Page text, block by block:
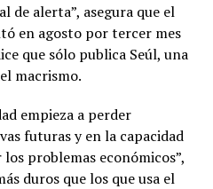
de alerta”, asegura que el
en agosto por tercer mes
que sólo publica Seúl, una
macrismo.
empieza a perder
futuras y en la capacidad
problemas económicos”,
duros que los que usa el